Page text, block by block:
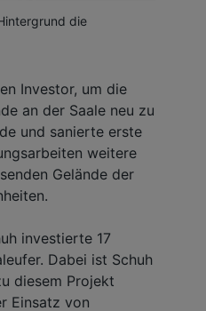
die
Investor, um die
an der Saale neu zu
und sanierte erste
weitere
Gelände der
investierte 17
Dabei ist Schuh
diesem Projekt
Einsatz von